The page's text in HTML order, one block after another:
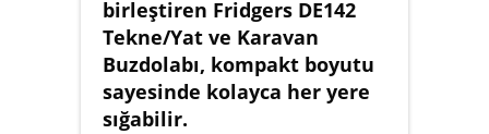
birleştiren Fridgers DE142
Tekne/Yat ve Karavan
Buzdolabı, kompakt boyutu
sayesinde kolayca her yere
sığabilir.